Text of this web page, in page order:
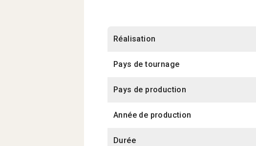
Réalisation
Pays de tournage
Pays de production
Année de production
Durée